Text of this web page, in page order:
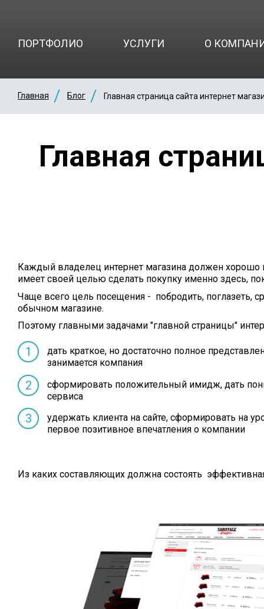
ПОРТФОЛИО УСЛУГИ О
Главная Блог Главная страница сайта интернет
Главная
Каждый владелец интернет магазина должен хорошо
имеет своей целью сделать покупку именно здесь,
Чаще всего цель посещения - побродить, поглазеть,
обычном магазине.
Поэтому главными задачами "главной страницы"
дать краткое, но достаточно полное
занимается компания
сформировать положительный имидж, дать
сервиса
удержать клиента на сайте, сформировать на
первое позитивное впечатления о компании
Из каких составляющих должна состоять